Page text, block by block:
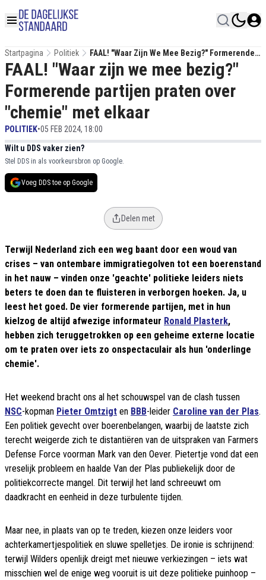
Startpagina Politiek
FAAL! "Waar Zijn We Mee Bezig?" Formerende
Partijen Praten Over "chemie" Met Elkaar
FAAL! "Waar zijn we mee bezig?"
Formerende partijen praten over
"chemie" met elkaar
POLITIEK•05 FEB 2024, 18:00
Wilt u DDS vaker zien?
Stel DDS in als voorkeursbron op Google.
Voeg DDS toe op Google
Delen met
Terwijl Nederland zich een weg baant door een woud van
crises – van ontembare immigratiegolven tot een boerenstand
in het nauw – vinden onze 'geachte' politieke leiders niets
beters te doen dan te fluisteren in verborgen hoeken. Ja, u
leest het goed. De vier formerende partijen, met in hun
kielzog de altijd afwezige informateur Ronald Plasterk,
hebben zich teruggetrokken op een geheime externe locatie
om te praten over iets zo onspectaculair als hun 'onderlinge
chemie'.
Het weekend bracht ons al het schouwspel van de clash tussen
NSC-kopman Pieter Omtzigt en BBB-leider Caroline van der Plas.
Een politiek gevecht over boerenbelangen, waarbij de laatste zich
terecht weigerde zich te distantiëren van de uitspraken van Farmers
Defense Force voorman Mark van den Oever. Pietertje vond dat een
vreselijk probleem en haalde Van der Plas publiekelijk door de
politiekcorrecte mangel. Dit terwijl het land schreeuwt om
daadkracht en eenheid in deze turbulente tijden.
Maar nee, in plaats van op te treden, kiezen onze leiders voor
achterkamertjespolitiek en sluwe spelletjes. De ironie is schrijnend:
terwijl Wilders openlijk dreigt met nieuwe verkiezingen – iets wat
misschien wel de enige weg vooruit is uit deze politieke puinhoop –